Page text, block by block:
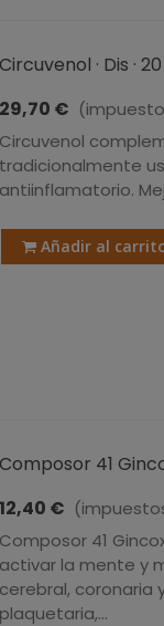
Circuvenol · Dis ·
29,70 €
Circuvenol
tradicionalmente
antiinflamatorio.
Añadir al
Composor 41
12,40 €
Composor 41
activar la mente y
cerebral, coronaria
plaquetaria,...